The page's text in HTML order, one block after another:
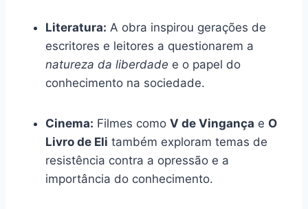
Literatura: A obra inspirou gerações de
escritores e leitores a questionarem a
natureza da liberdade e o papel do
conhecimento na sociedade.
Cinema: Filmes como V de Vingança e O
Livro de Eli também exploram temas de
resistência contra a opressão e a
importância do conhecimento.